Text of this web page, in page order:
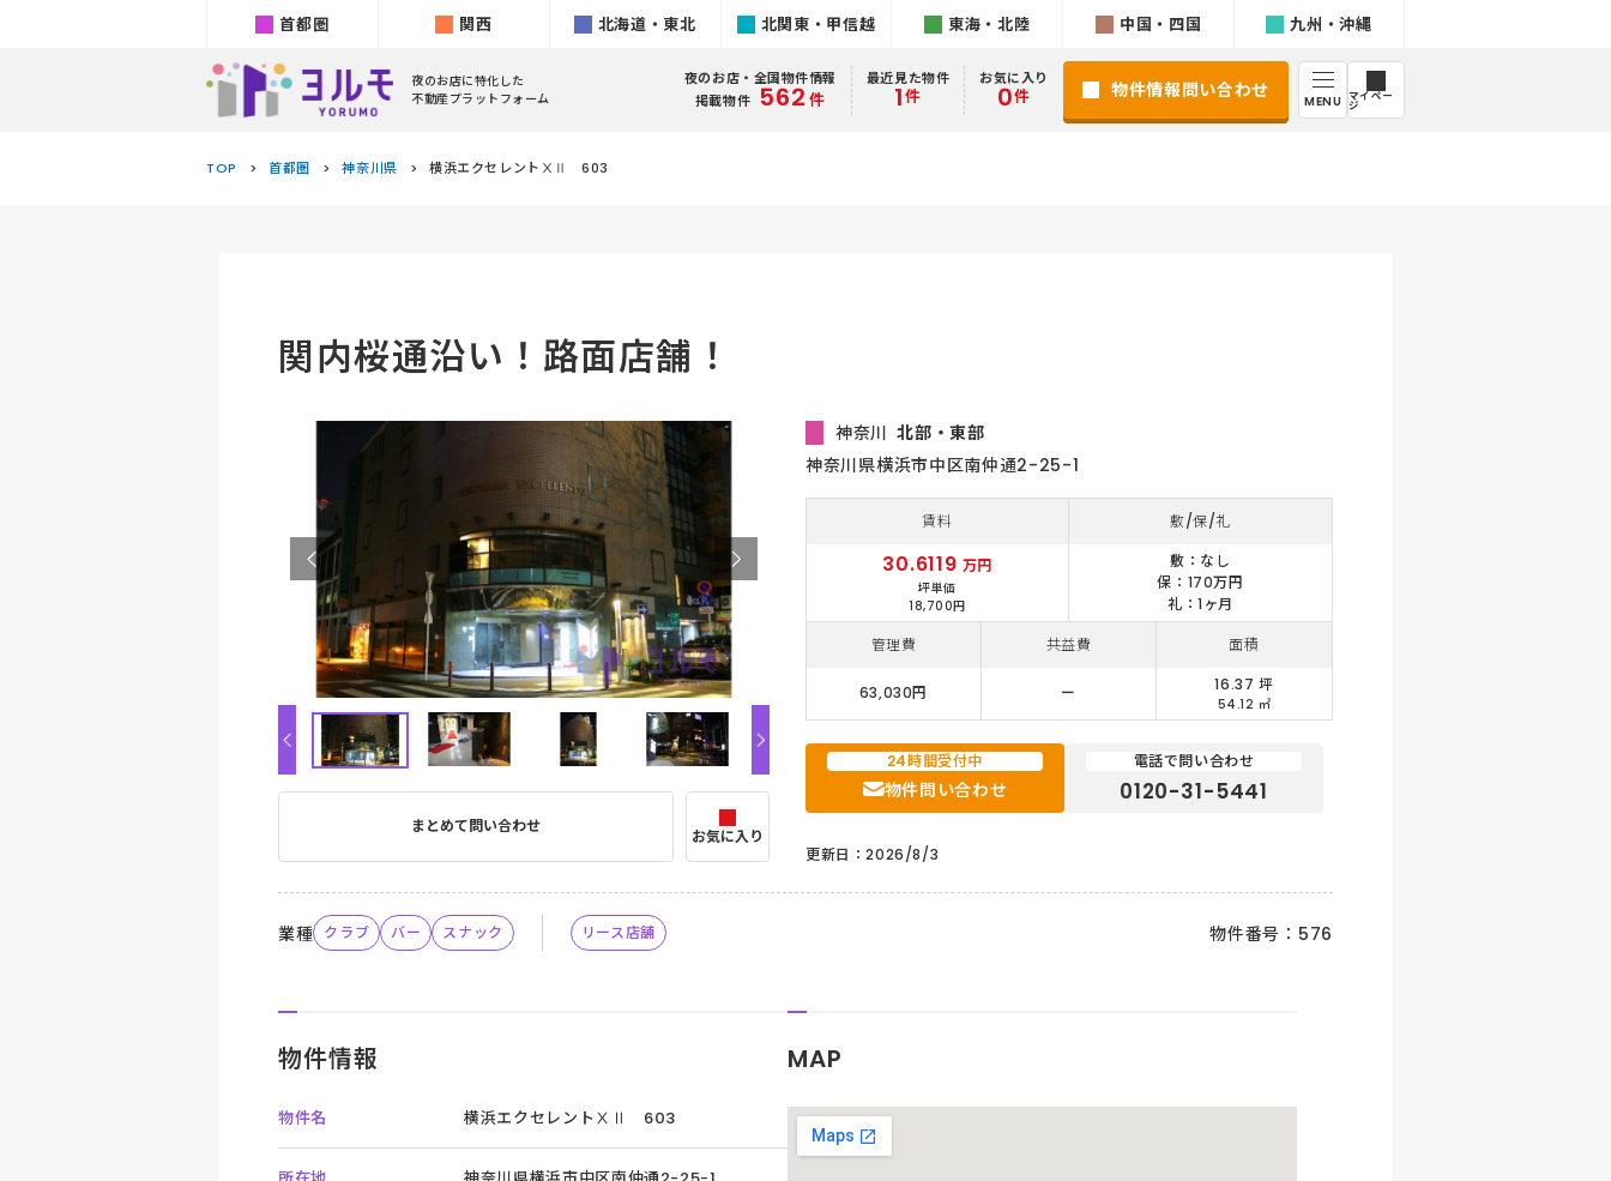
首都圏 関西 北海道・東北 北関東・甲信越 東海・北陸 中国・四国 九州・沖縄
夜のお店に特化した
不動産プラットフォーム
夜のお店・全国物件情報
掲載物件 562 件
最近見た物件
1件
お気に入り
0件 物件情報問い合わせ MENU マイペー
ジ
TOP 首都圏 神奈川県 横浜エクセレントⅩⅡ 603
関内桜通沿い！路面店舗！
まとめて問い合わせ お気に入り
神奈川 北部・東部
神奈川県横浜市中区南仲通2-25-1
賃料 敷/保/礼
30.6119 万円
坪単価
18,700円
敷：なし
保：170万円
礼：1ヶ月
管理費
共益費 面積
63,030円 ー 16.37 坪
54.12 ㎡
24時間受付中
物件問い合わせ
電話で問い合わせ
0120-31-5441
更新日：2026/8/3
業種 クラブ バー スナック リース店舗 物件番号：576
物件情報
物件名 横浜エクセレントⅩⅡ 603
MAP